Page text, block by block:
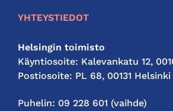
YHTEYSTIEDOT
Helsingin toimisto
Käyntiosoite: Kalevankatu 12,
Postiosoite: PL 68, 00131 Helsinki
Puhelin: 09 228 601 (vaihde)